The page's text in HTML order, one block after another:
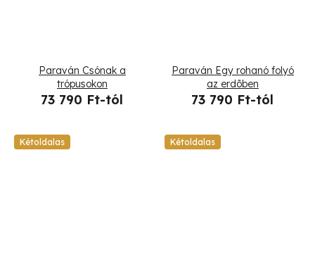
Paraván Csónak a
trópusokon
73 790 Ft-tól
Paraván Egy rohanó folyó
az erdõben
73 790 Ft-tól
Kétoldalas Kétoldalas